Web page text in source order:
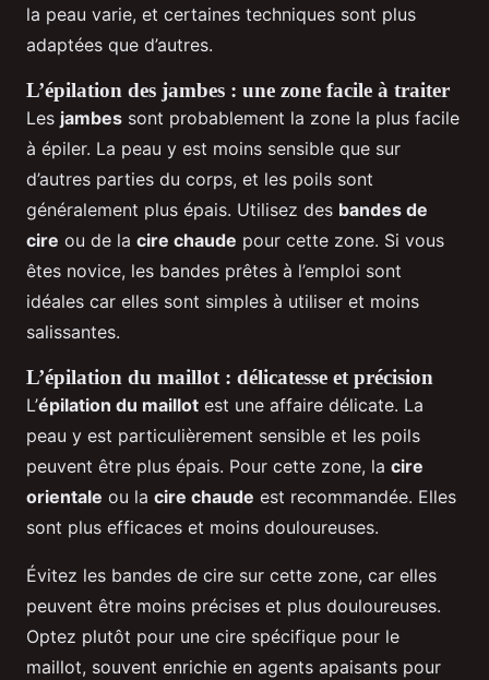
la peau varie, et certaines techniques sont plus
adaptées que d’autres.
L’épilation des jambes : une zone facile à traiter
Les jambes sont probablement la zone la plus facile
à épiler. La peau y est moins sensible que sur
d’autres parties du corps, et les poils sont
généralement plus épais. Utilisez des bandes de
cire ou de la cire chaude pour cette zone. Si vous
êtes novice, les bandes prêtes à l’emploi sont
idéales car elles sont simples à utiliser et moins
salissantes.
L’épilation du maillot : délicatesse et précision
L’épilation du maillot est une affaire délicate. La
peau y est particulièrement sensible et les poils
peuvent être plus épais. Pour cette zone, la cire
orientale ou la cire chaude est recommandée. Elles
sont plus efficaces et moins douloureuses.
Évitez les bandes de cire sur cette zone, car elles
peuvent être moins précises et plus douloureuses.
Optez plutôt pour une cire spécifique pour le
maillot, souvent enrichie en agents apaisants pour